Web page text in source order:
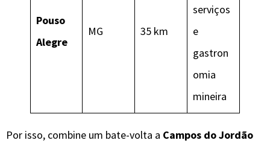
Pouso
Alegre
MG 35 km
serviços
e
gastron
omia
mineira
Por isso, combine um bate-volta a Campos do Jordão